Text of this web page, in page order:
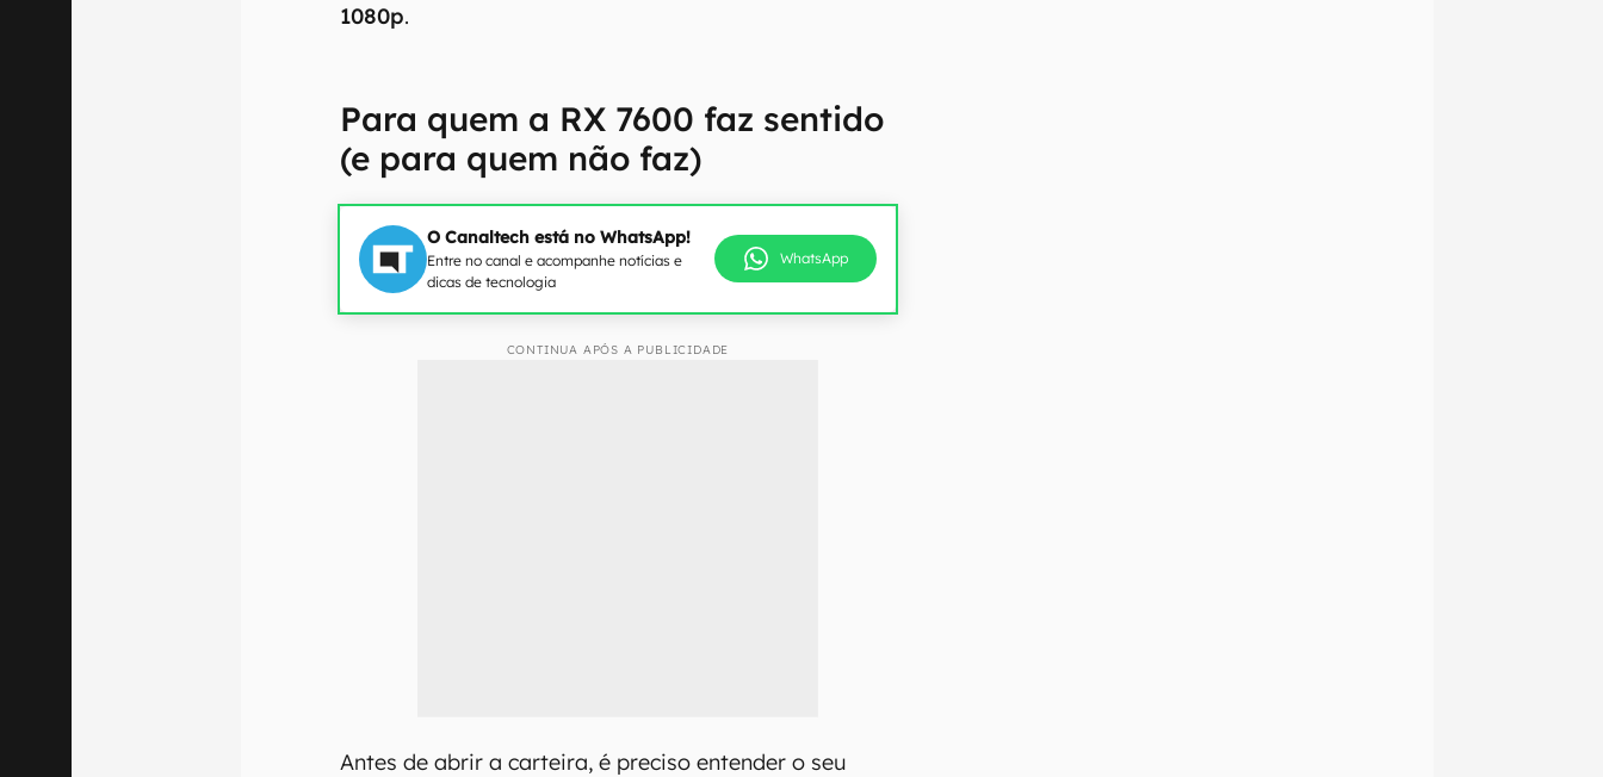
1080p.
Para quem a RX 7600 faz sentido
(e para quem não faz)
O Canaltech está no WhatsApp!
Entre no canal e acompanhe notícias e
dicas de tecnologia
WhatsApp
CONTINUA APÓS A PUBLICIDADE
Antes de abrir a carteira, é preciso entender o seu